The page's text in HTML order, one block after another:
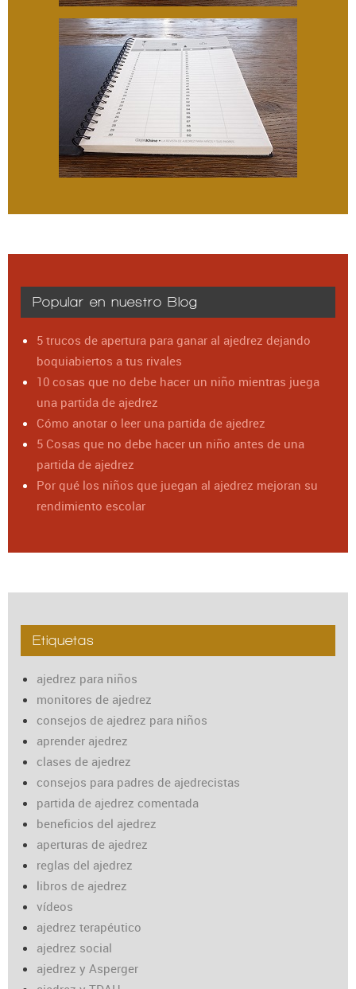
Popular en nuestro Blog
5 trucos de apertura para ganar al ajedrez dejando
boquiabiertos a tus rivales
10 cosas que no debe hacer un niño mientras juega
una partida de ajedrez
Cómo anotar o leer una partida de ajedrez
5 Cosas que no debe hacer un niño antes de una
partida de ajedrez
Por qué los niños que juegan al ajedrez mejoran su
rendimiento escolar
Etiquetas
ajedrez para niños
monitores de ajedrez
consejos de ajedrez para niños
aprender ajedrez
clases de ajedrez
consejos para padres de ajedrecistas
partida de ajedrez comentada
beneficios del ajedrez
aperturas de ajedrez
reglas del ajedrez
libros de ajedrez
vídeos
ajedrez terapéutico
ajedrez social
ajedrez y Asperger